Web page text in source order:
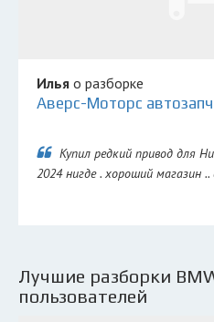
Илья о разборке
Аверс-Моторс
Купил редкий привод для
2024 нигде . хороший магазин
Лучшие разборки
пользователей